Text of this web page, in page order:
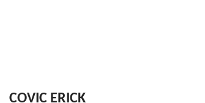
COVIC ERICK